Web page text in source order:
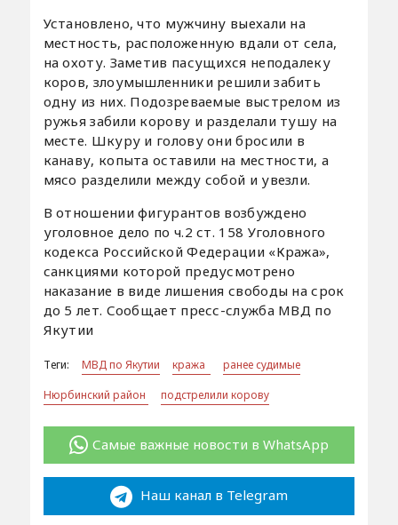
Установлено, что мужчину выехали на
местность, расположенную вдали от села,
на охоту. Заметив пасущихся неподалеку
коров, злоумышленники решили забить
одну из них. Подозреваемые выстрелом из
ружья забили корову и разделали тушу на
месте. Шкуру и голову они бросили в
канаву, копыта оставили на местности, а
мясо разделили между собой и увезли.
В отношении фигурантов возбуждено
уголовное дело по ч.2 ст. 158 Уголовного
кодекса Российской Федерации «Кража»,
санкциями которой предусмотрено
наказание в виде лишения свободы на срок
до 5 лет. Сообщает пресс-служба МВД по
Якутии
Теги: МВД по Якутии кража
ранее судимые
Нюрбинский район
подстрелили корову
Самые важные новости в WhatsApp
Наш канал в Telegram